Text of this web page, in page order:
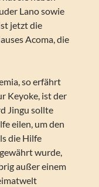
Lano sowie
jetzt die
Acoma, die
so erfährt
Keyoke, ist der
Jingu sollte
eilen, um den
die Hilfe
wurde,
außer einem